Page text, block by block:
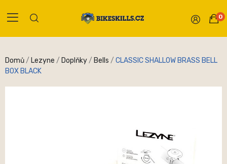
0
Domů Lezyne Doplňky Bells
CLASSIC SHALLOW BRASS BELL
BOX BLACK